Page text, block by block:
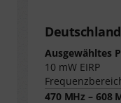
Deutschland
Ausgewähltes
10 mW EIRP
470 MHz – 608